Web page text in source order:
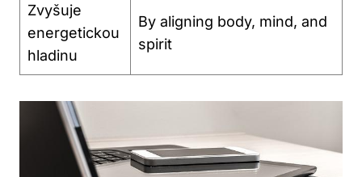
Zvyšuje
energetickou
hladinu
By aligning body, mind, and
spirit